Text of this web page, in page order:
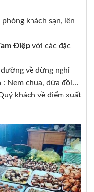
khách sạn, lên
Điệp với các đặc
về dừng nghỉ
: Nem chua, dứa đồi…
khách về điểm xuất